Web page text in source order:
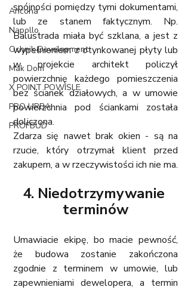
Ancona
Napollo
Ochnik Development
Mak Dom
X POINT POWISLE
PRO URBA
PROFBUD
spójności pomiędzy tymi dokumentami,
lub ze stanem faktycznym. Np.
Balustrada miała być szklana, a jest z
wypełnieniem z otynkowanej płyty lub
w projekcie architekt policzył
powierzchnię każdego pomieszczenia
bez ścianek działowych, a w umowie
powierzchnia pod ściankami została
doliczona.
Zdarza się nawet brak okien - są na
rzucie, który otrzymał klient przed
zakupem, a w rzeczywistości ich nie ma.
4. Niedotrzymywanie
terminów
Umawiacie ekipę, bo macie pewność,
że budowa zostanie zakończona
zgodnie z terminem w umowie, lub
zapewnieniami dewelopera, a termin